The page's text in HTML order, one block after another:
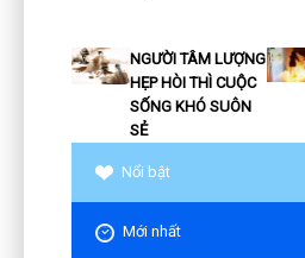
NGƯỜI TÂM LƯỢNG
HẸP HÒI THÌ CUỘC
SỐNG KHÓ SUÔN
SẺ
Nổi bật
Mới nhất